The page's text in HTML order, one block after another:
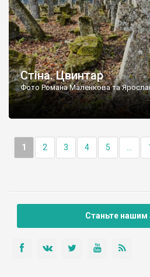
Стіна. Цвинтар
Фото Романа Маленкова та
1 2 3 4 5
Станьте нашим